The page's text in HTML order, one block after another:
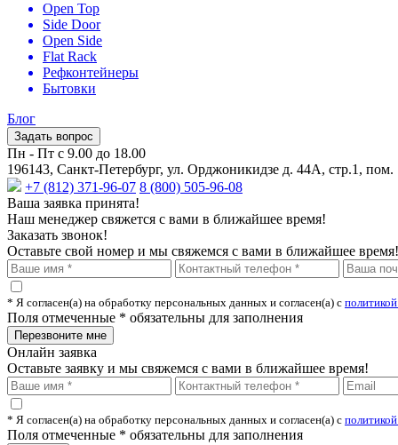
Open Top
Side Door
Open Side
Flat Rack
Рефконтейнеры
Бытовки
Блог
Задать вопрос
Пн - Пт с 9.00 до 18.00
196143, Санкт-Петербург, ул. Орджоникидзе д. 44А, стр.1,
+7 (812) 371-96-07 8 (800) 505-96-08
Ваша заявка принята!
Наш менеджер свяжется с вами в ближайшее время!
Заказать звонок!
Оставьте свой номер и мы свяжемся с вами в ближайшее время!
* Я согласен(а) на обработку персональных данных и согласен(а) с
Поля отмеченные * обязательны для заполнения
Онлайн заявка
Оставьте заявку и мы свяжемся с вами в ближайшее время!
* Я согласен(а) на обработку персональных данных и согласен(а) с
Поля отмеченные * обязательны для заполнения